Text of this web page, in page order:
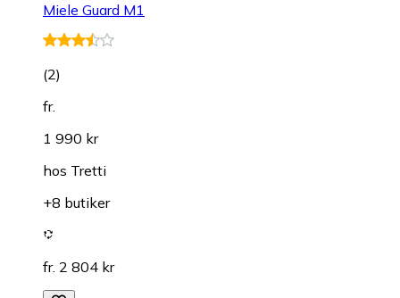
Miele Guard M1
(2)
fr.
1 990 kr
hos Tretti
+8 butiker
fr. 2 804 kr